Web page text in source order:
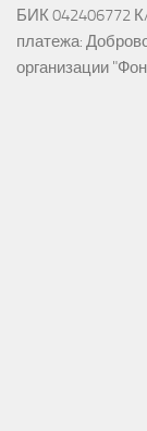
БИК 042406772
платежа:
организации